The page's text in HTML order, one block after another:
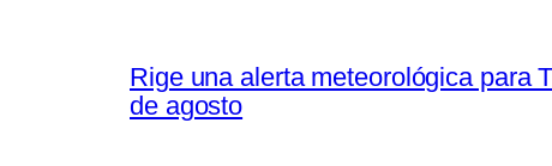
Rige una alerta meteorológica para
de agosto